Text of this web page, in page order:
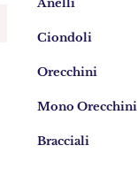
Anelli
Ciondoli
Orecchini
Mono Orecchini
Bracciali